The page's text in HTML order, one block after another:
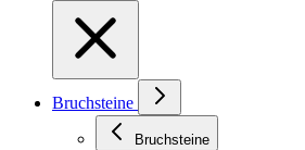
Bruchsteine
Bruchsteine